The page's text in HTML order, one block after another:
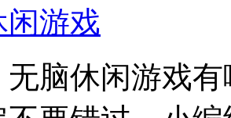
闲游戏
无脑休闲游戏